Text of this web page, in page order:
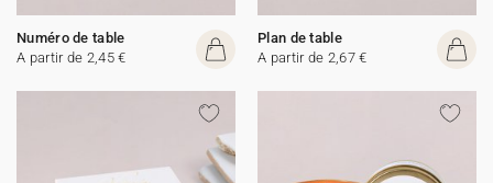
Numéro de table
A partir de 2,45 €
Plan de table
A partir de 2,67 €